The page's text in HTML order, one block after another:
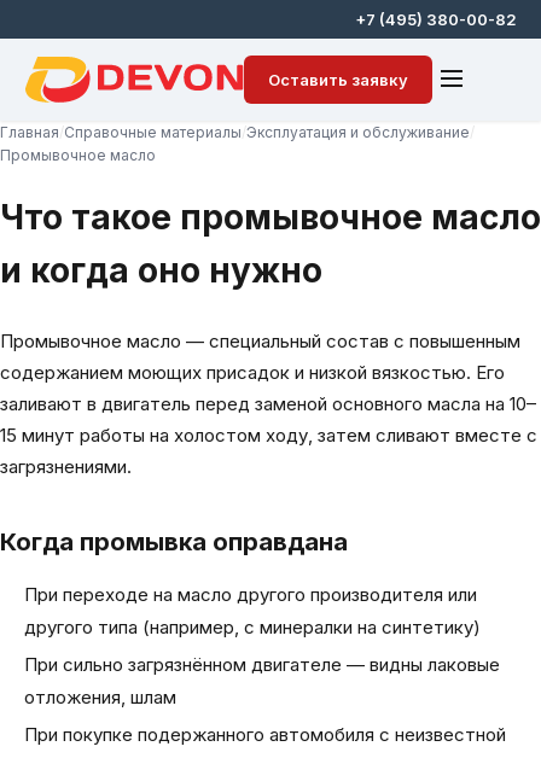
+7 (495) 380-00-82
Оставить заявку
Главная Справочные материалы Эксплуатация и обслуживание
Промывочное масло
Что такое промывочное масло
и когда оно нужно
Промывочное масло — специальный состав с повышенным
содержанием моющих присадок и низкой вязкостью. Его
заливают в двигатель перед заменой основного масла на 10–
15 минут работы на холостом ходу, затем сливают вместе с
загрязнениями.
Когда промывка оправдана
При переходе на масло другого производителя или
другого типа (например, с минералки на синтетику)
При сильно загрязнённом двигателе — видны лаковые
отложения, шлам
При покупке подержанного автомобиля с неизвестной